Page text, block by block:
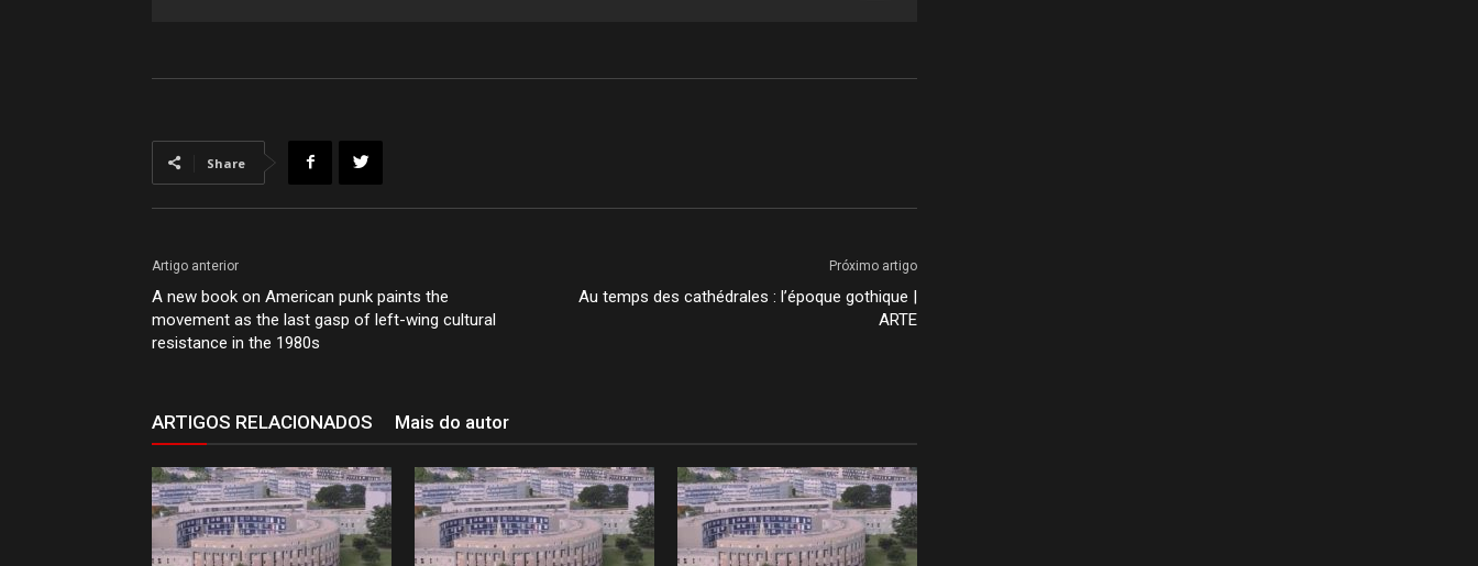
Share
Artigo anterior
A new book on American punk paints the
movement as the last gasp of left-wing cultural
resistance in the 1980s
Próximo artigo
Au temps des cathédrales : l’époque gothique |
ARTE
ARTIGOS RELACIONADOS Mais do autor